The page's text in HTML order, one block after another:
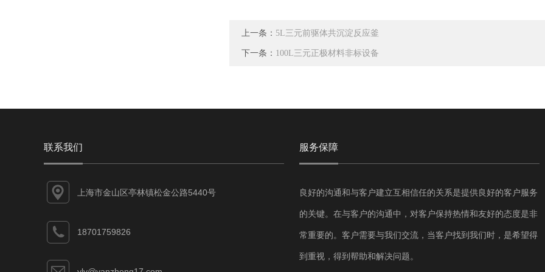
上一条： 5L三元前驱体共沉淀反应釜
下一条： 100L三元正极材料非标设备
联系我们
上海市金山区亭林镇松金公路5440号
18701759826
服务保障
良好的沟通和与客户建立互相信任的关系是提供良好的客户服务
的关键。在与客户的沟通中，对客户保持热情和友好的态度是非
常重要的。客户需要与我们交流，当客户找到我们时，是希望得
到重视，得到帮助和解决问题。